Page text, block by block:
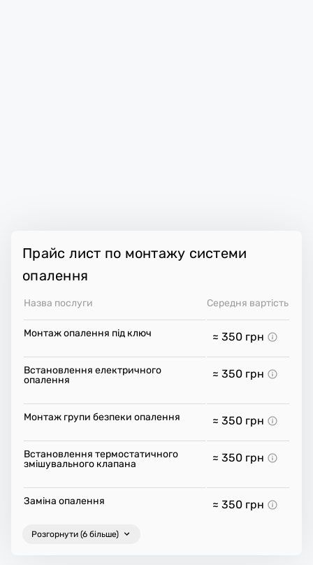
Прайс лист по монтажу системи
опалення
Назва послуги Середня вартість
Монтаж опалення під ключ ≈ 350 грн
Встановлення електричного
опалення
≈ 350 грн
Монтаж групи безпеки опалення ≈ 350 грн
Встановлення термостатичного
змішувального клапана
≈ 350 грн
Заміна опалення ≈ 350 грн
Розгорнути (6 більше)